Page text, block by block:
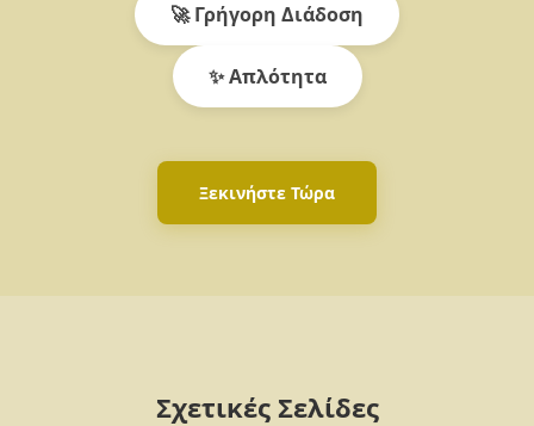
🚀 Γρήγορη Διάδοση
✨ Απλότητα
Ξεκινήστε Τώρα
Σχετικές Σελίδες